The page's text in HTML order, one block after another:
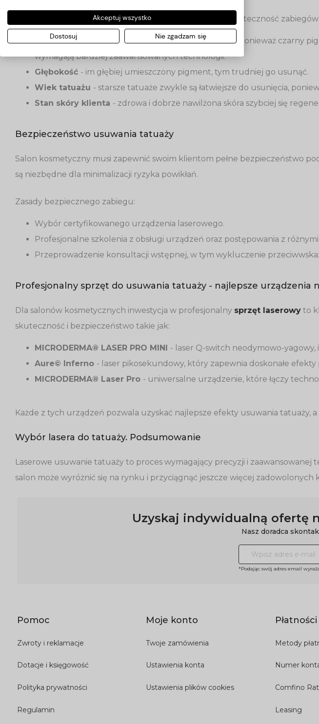
Nie każdy tatuaż można usunąć z taką samą łatwością. Skuteczność
Kolor- czarne tatuaże są najłatwiejsze do usunięcia, ponieważ czarny
wymagają bardziej zaawansowanych technologii.
Głębokość - im głębiej umieszczony pigment, tym trudniej go usunąć.
Wiek tatuażu - starsze tatuaże zwykle są łatwiejsze do usunięcia,
Stan skóry klienta - zdrowa i dobrze nawilżona skóra szybciej się
Bezpieczeństwo usuwania tatuaży
Salon kosmetyczny musi zapewnić swoim klientom pełne bezpieczeństwo
są niezbędne dla minimalizacji ryzyka powikłań.
Zasady bezpiecznego zabiegu:
Wybór certyfikowanego urządzenia laserowego.
Profesjonalne szkolenia z obsługi urządzeń oraz postępowania z
Przeprowadzenie konsultacji wstępnej, w tym wykluczenie
Profesjonalny sprzęt do usuwania tatuaży - najlepsze urządzenia
Dla salonów kosmetycznych inwestycja w profesjonalny sprzęt laserowy to
skuteczność i bezpieczeństwo takie jak:
MICRODERMA® LASER PRO MINI - laser Q-switch neodymowo-
Aure© Inferno - laser pikosekundowy, który zapewnia doskonałe
MICRODERMA® Laser Pro - uniwersalne urządzenie, które łączy
Każde z tych urządzeń pozwala uzyskać najlepsze efekty usuwania tatuaży,
Wybór lasera do tatuaży. Podsumowanie
Laserowe usuwanie tatuaży to proces wymagający precyzji i
salon może wyróżnić się na rynku i przyciągnąć jeszcze więcej zadowolonych
Uzyskaj indywidualną ofertę
Nasz doradca
*Podając swój adres email
Pomoc
Zwroty i reklamacje
Dotacje i księgowość
Polityka prywatności
Regulamin
Moje konto
Twoje zamówienia
Ustawienia konta
Ustawienia plików cookies
Płatności
Metody
Numer
Comfino
Leasing
Akceptuj wszystko
Dostosuj Nie zgadzam się